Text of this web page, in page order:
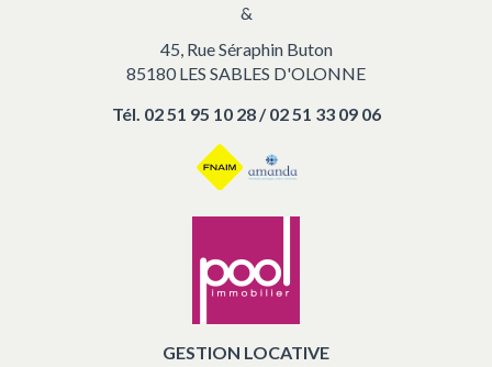
&
45, Rue Séraphin Buton
85180 LES SABLES D'OLONNE
Tél. 02 51 95 10 28 / 02 51 33 09 06
GESTION LOCATIVE